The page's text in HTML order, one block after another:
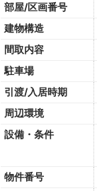
部屋/区画番号
建物構造
間取内容
駐車場
引渡/入居時期
周辺環境
設備・条件
物件番号